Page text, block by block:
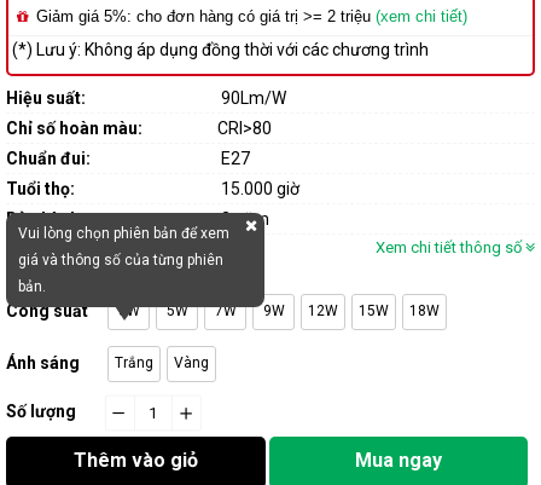
Giảm giá 5%: cho đơn hàng có giá trị >= 2 triệu (xem chi tiết)
(*) Lưu ý: Không áp dụng đồng thời với các chương trình
Hiệu suất:
90Lm/W
Chỉ số hoàn màu:
CRI>80
Chuẩn đui:
E27
Tuổi thọ:
15.000 giờ
Bảo hành:
2 năm
Xem chi tiết thông số
Vui lòng chọn phiên bản để xem
giá và thông số của từng phiên
bản.
Công suất 3W 5W 7W 9W 12W 15W 18W
Ánh sáng Trắng Vàng
Số lượng
Thêm vào giỏ Mua ngay